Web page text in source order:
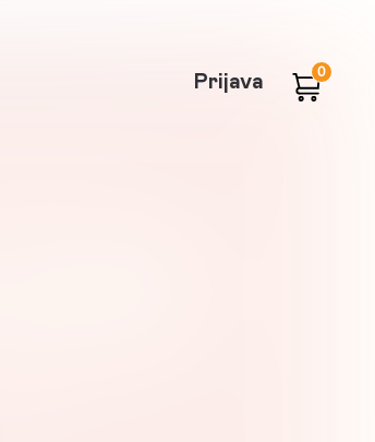
Prijava 0